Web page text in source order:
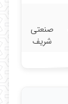
صنعتی
شریف